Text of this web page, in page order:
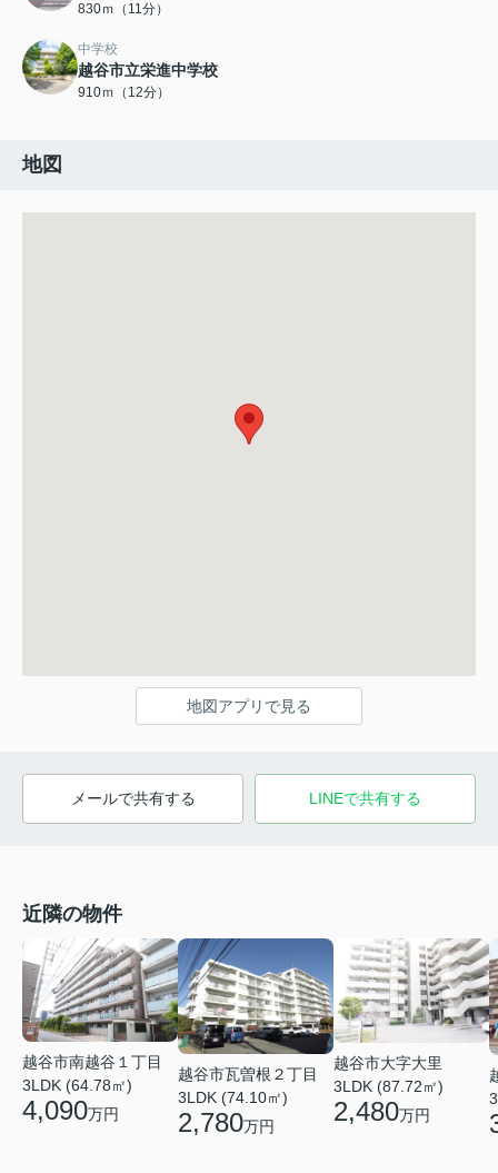
830ｍ（11分）
中学校
越谷市立栄進中学校
910ｍ（12分）
地図
地図アプリで見る
メールで共有する LINEで共有する
近隣の物件
越谷市南越谷１丁目
3LDK (64.78㎡)
4,090万円
越谷市瓦曽根２丁目
3LDK (74.10㎡)
2,780万円
越谷市大字大里
3LDK (87.72㎡)
2,480万円